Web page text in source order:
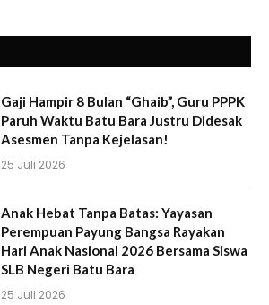
Gaji Hampir 8 Bulan “Ghaib”, Guru PPPK
Paruh Waktu Batu Bara Justru Didesak
Asesmen Tanpa Kejelasan!
25 Juli 2026
Anak Hebat Tanpa Batas: Yayasan
Perempuan Payung Bangsa Rayakan
Hari Anak Nasional 2026 Bersama Siswa
SLB Negeri Batu Bara
25 Juli 2026